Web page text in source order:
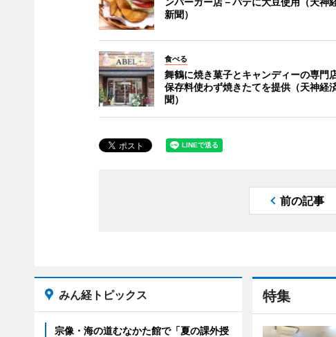
新聞）
食べる
舞鶴に焼き菓子とキャンディーの専門
保存料使わず焼きたてを提供（天神経
聞）
前の記事
特集
みん経トピックス
宗像・海の道むなかた館で「夏の課外授